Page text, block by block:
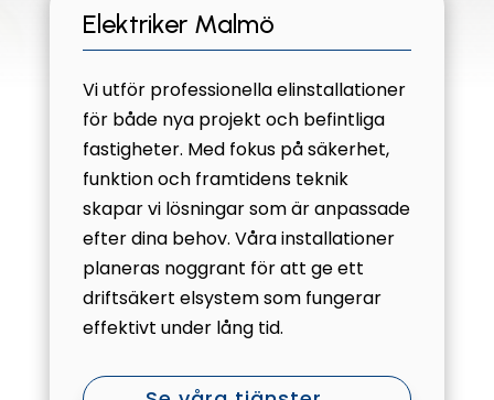
Elektriker Malmö
Vi utför professionella elinstallationer
för både nya projekt och befintliga
fastigheter. Med fokus på säkerhet,
funktion och framtidens teknik
skapar vi lösningar som är anpassade
efter dina behov. Våra installationer
planeras noggrant för att ge ett
driftsäkert elsystem som fungerar
effektivt under lång tid.